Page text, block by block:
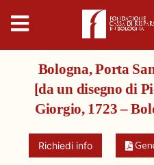
Digital
Humanities
Donazioni
Pubblicazioni
Bologna, Porta
[da un disegno di
Giorgio, 1723 –
Richiedi info